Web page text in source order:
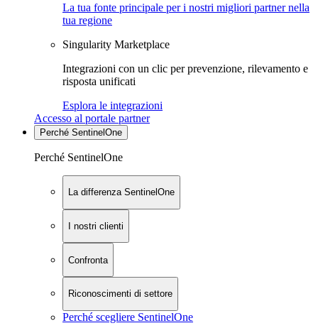
La tua fonte principale per i nostri migliori partner nella
tua regione
Singularity Marketplace
Integrazioni con un clic per prevenzione, rilevamento e
risposta unificati
Esplora le integrazioni
Accesso al portale partner
Perché SentinelOne
Perché SentinelOne
La differenza SentinelOne
I nostri clienti
Confronta
Riconoscimenti di settore
Perché scegliere SentinelOne